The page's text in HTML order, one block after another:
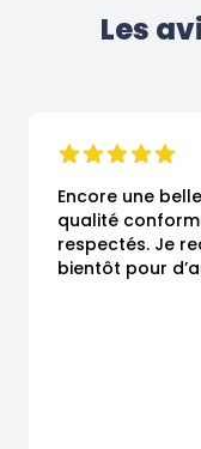
Les
Encore une
qualité
respectés. Je
bientôt pour